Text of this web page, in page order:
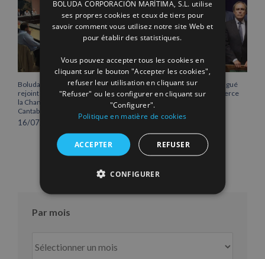
Boluda Corporación Marítima
rejoint l’Assemblée plénière de
la Chambre de commerce de
Cantabrie
16/07/2026
Vicente Boluda Fos distingué
par la Chambre de commerce
de Séville.
12/06/2026
Par mois
mois
ENGLISH
FRENCH
BOLUDA CORPORACIÓN MARÍTIMA, S.L. utilise
ses propres cookies et ceux de tiers pour
savoir comment vous utilisez notre site Web et
pour établir des statistiques.
Vous pouvez accepter tous les cookies en
cliquant sur le bouton "Accepter les cookies",
refuser leur utilisation en cliquant sur
"Refuser" ou les configurer en cliquant sur
"Configurer".
Politique en matière de cookies
ACCEPTER REFUSER
CONFIGURER